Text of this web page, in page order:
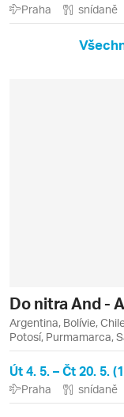
Praha snídaně
Do nitra And -
Argentina, Bolívie,
Potosí, Purmamarca,
Atacama, Santa Cruz
Tarabuco, Uyuni
Út 4. 5. – Čt 20. 5.
Praha snídaně